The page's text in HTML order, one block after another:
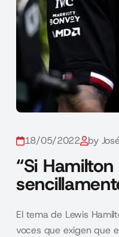
18/05/2022 by
“Si
El tema de Lewis
voces que exigen que